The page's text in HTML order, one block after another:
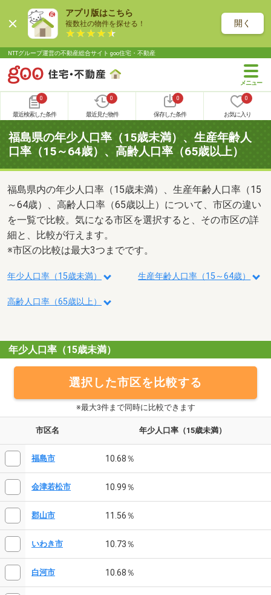
アプリ版はこちら
複数社の物件を探せる！ 開く
NTTグループ運営の不動産総合サイト goo住宅・不動産
0
最近検索した条件
0
最近見た物件
0
保存した条件
0
お気に入り
福島県の年少人口率（15歳未満）、生産年齢人
口率（15～64歳）、高齢人口率（65歳以上）
福島県内の年少人口率（15歳未満）、生産年齢人口率（15
～64歳）、高齢人口率（65歳以上）について、市区の違い
を一覧で比較。気になる市区を選択すると、その市区の詳
細と、比較が行えます。
※市区の比較は最大3つまでです。
年少人口率（15歳未満） 生産年齢人口率（15～64歳）
高齢人口率（65歳以上）
年少人口率（15歳未満）
選択した市区を比較する
※最大3件まで同時に比較できます
市区名 年少人口率（15歳未満）
福島市 10.68％
会津若松市 10.99％
郡山市 11.56％
いわき市 10.73％
白河市 10.68％